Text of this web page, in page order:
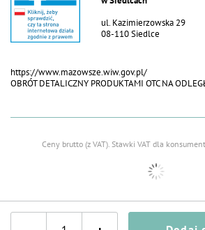
ul. Kazimierzowska 29
08-110 Siedlce
https://www.mazowsze.wiw.gov.pl/
OBRÓT DETALICZNY PRODUKTAMI OTC NA
Ceny brutto (z VAT). Stawki VAT dla